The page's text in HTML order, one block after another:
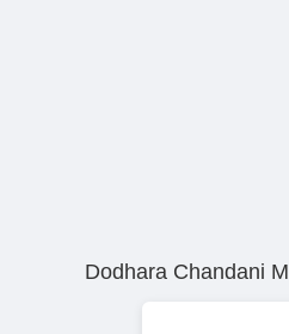
Dodhara Chandani